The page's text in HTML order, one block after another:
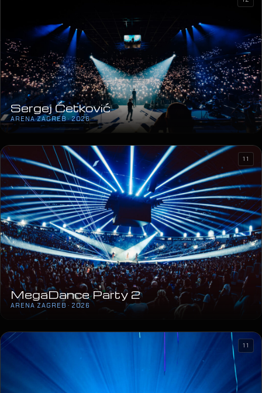
Sergej Ćetković
ARENA ZAGREB · 2026
MegaDance Party 2
ARENA ZAGREB · 2026
11
11